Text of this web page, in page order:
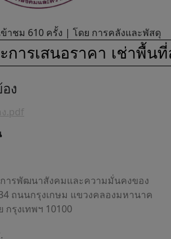
ข้าชม 610 ครั้ง | โดย การคลังและพัสดุ
การเสนอราคา เช่าพื้น
ง
ง.pdf
ารพัฒนาสังคมและความมั่นคงของ
ถนนกรุงเกษม แขวงคลองมหานาค
กรุงเทพฯ 10100